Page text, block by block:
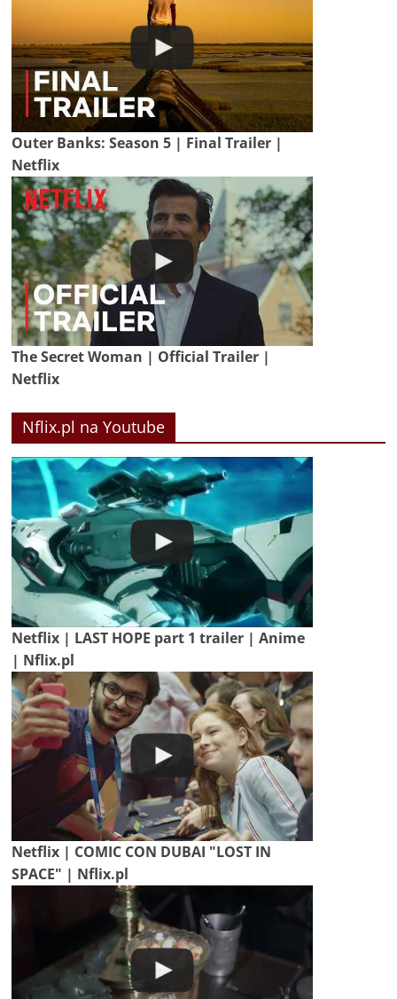
Outer Banks: Season 5 | Final Trailer |
Netflix
The Secret Woman | Official Trailer |
Netflix
Nflix.pl na Youtube
Netflix | LAST HOPE part 1 trailer | Anime
| Nflix.pl
Netflix | COMIC CON DUBAI "LOST IN
SPACE" | Nflix.pl